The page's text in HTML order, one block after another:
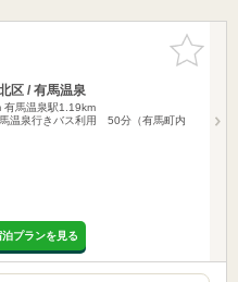
お気に入
りに追加
区 / 有馬温泉
有馬温泉駅1.19km
温泉行きバス利用 50分（有馬町内
プランを見る